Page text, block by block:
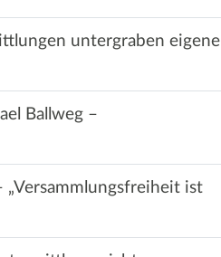
untergraben eigene
Ballweg –
ist